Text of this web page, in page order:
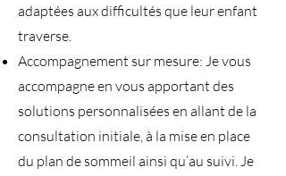
adaptées aux difficultés que leur enfant
traverse.
Accompagnement sur mesure: Je vous
accompagne en vous apportant des
solutions personnalisées en allant de la
consultation initiale, à la mise en place
du plan de sommeil ainsi qu’au suivi. Je